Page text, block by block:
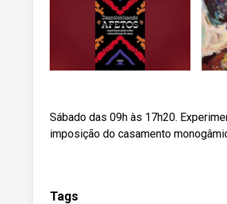
Sábado das 09h às 17h20.
imposição do casamento
Tags